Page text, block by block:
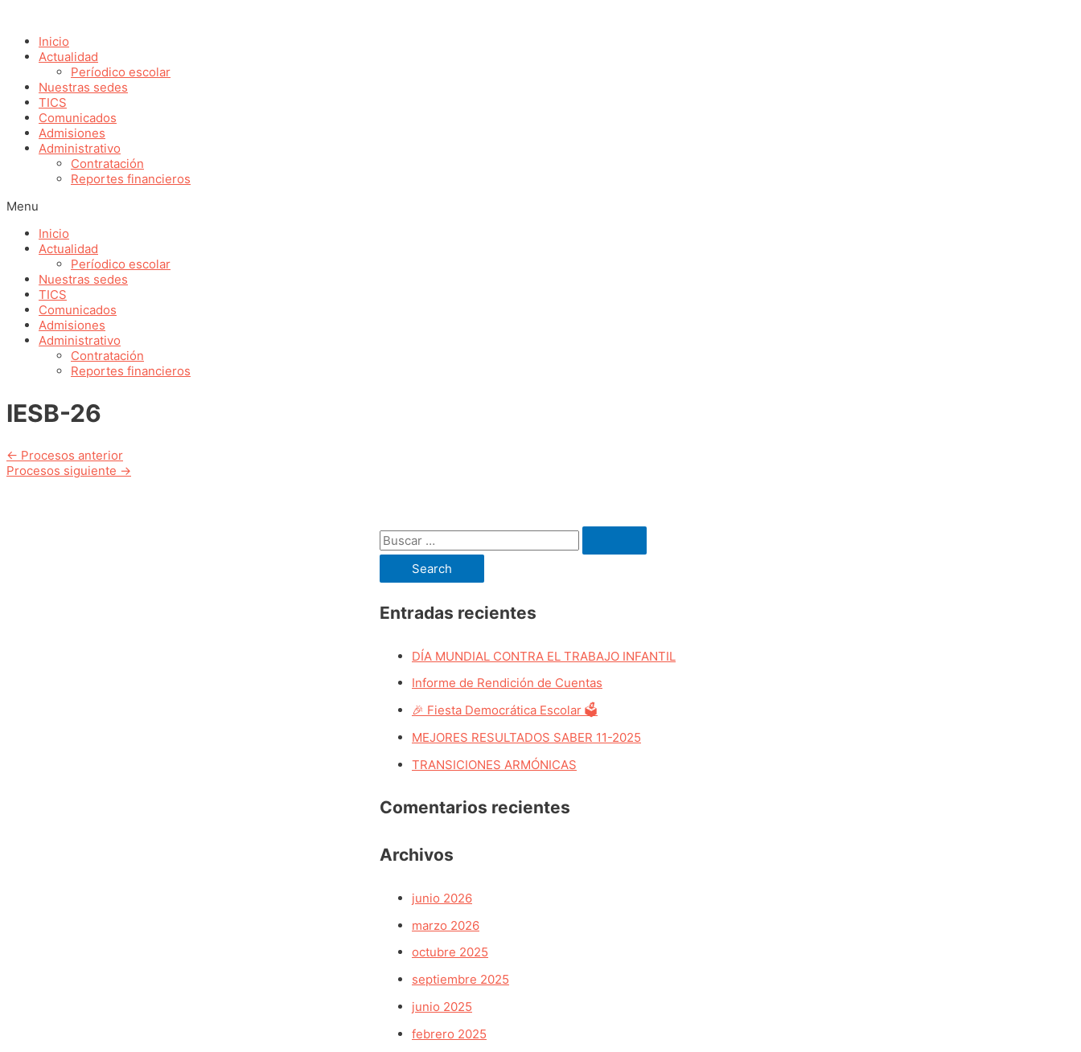
contenido
Inicio
Actualidad
Períodico escolar
Nuestras sedes
TICS
Comunicados
Admisiones
Administrativo
Contratación
Reportes financieros
Menu
Inicio
Actualidad
Períodico escolar
Nuestras sedes
TICS
Comunicados
Admisiones
Administrativo
Contratación
Reportes financieros
IESB-26
Navegación
← Procesos anterior
Procesos siguiente →
B
u
s
c
Entradas recientes
DÍA MUNDIAL CONTRA EL TRABAJO INFANTIL
Informe de Rendición de Cuentas
🎉 Fiesta Democrática Escolar 🗳️
MEJORES RESULTADOS SABER 11-2025
TRANSICIONES ARMÓNICAS
Comentarios recientes
Archivos
junio 2026
marzo 2026
octubre 2025
septiembre 2025
junio 2025
febrero 2025